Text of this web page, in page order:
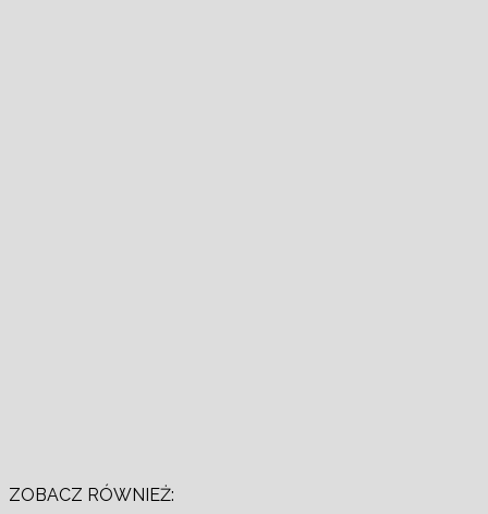
ZOBACZ RÓWNIEŻ: